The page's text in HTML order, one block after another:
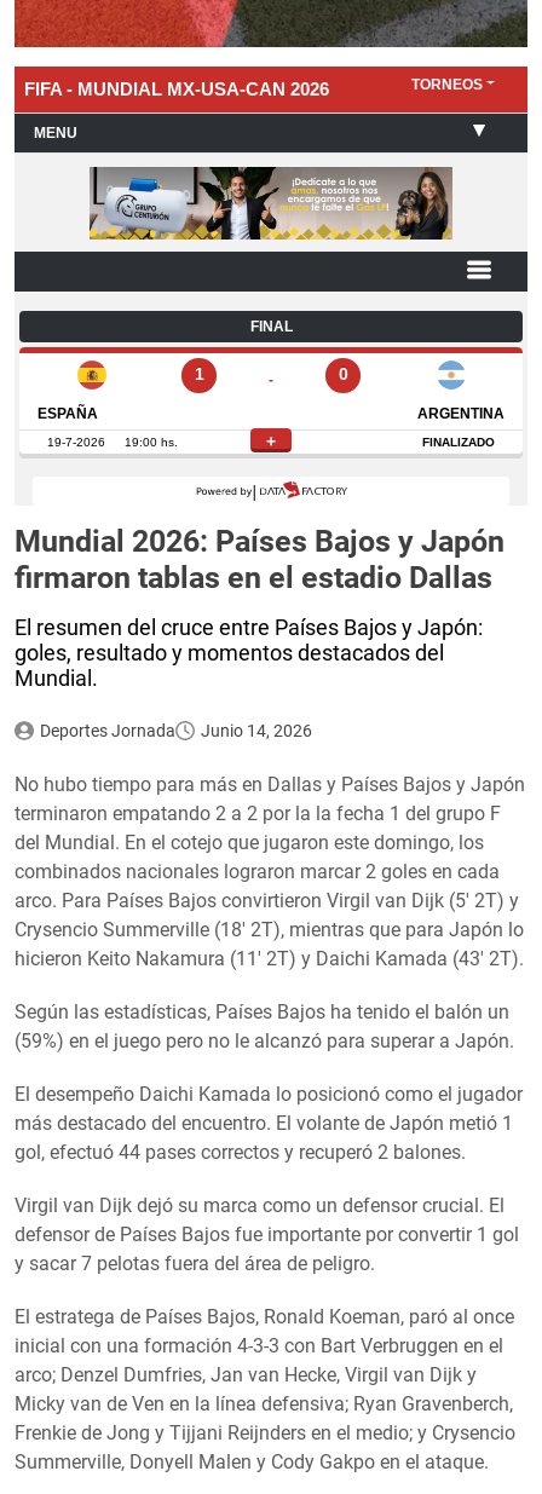
Mundial 2026: Países Bajos y Japón
firmaron tablas en el estadio Dallas
El resumen del cruce entre Países Bajos y Japón:
goles, resultado y momentos destacados del
Mundial.
Deportes Jornada Junio 14, 2026
No hubo tiempo para más en Dallas y Países Bajos y Japón
terminaron empatando 2 a 2 por la la fecha 1 del grupo F
del Mundial. En el cotejo que jugaron este domingo, los
combinados nacionales lograron marcar 2 goles en cada
arco. Para Países Bajos convirtieron Virgil van Dijk (5′ 2T) y
Crysencio Summerville (18′ 2T), mientras que para Japón lo
hicieron Keito Nakamura (11′ 2T) y Daichi Kamada (43′ 2T).
Según las estadísticas, Países Bajos ha tenido el balón un
(59%) en el juego pero no le alcanzó para superar a Japón.
El desempeño Daichi Kamada lo posicionó como el jugador
más destacado del encuentro. El volante de Japón metió 1
gol, efectuó 44 pases correctos y recuperó 2 balones.
Virgil van Dijk dejó su marca como un defensor crucial. El
defensor de Países Bajos fue importante por convertir 1 gol
y sacar 7 pelotas fuera del área de peligro.
El estratega de Países Bajos, Ronald Koeman, paró al once
inicial con una formación 4-3-3 con Bart Verbruggen en el
arco; Denzel Dumfries, Jan van Hecke, Virgil van Dijk y
Micky van de Ven en la línea defensiva; Ryan Gravenberch,
Frenkie de Jong y Tijjani Reijnders en el medio; y Crysencio
Summerville, Donyell Malen y Cody Gakpo en el ataque.